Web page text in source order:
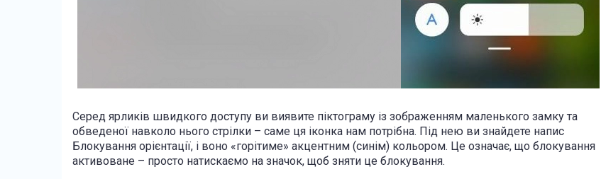
Серед ярликів швидкого доступу ви виявите піктограму із зображенням маленького замку та
обведеної навколо нього стрілки – саме ця іконка нам потрібна. Під нею ви знайдете напис
Блокування орієнтації, і воно «горітиме» акцентним (синім) кольором. Це означає, що блокування
активоване – просто натискаємо на значок, щоб зняти це блокування.